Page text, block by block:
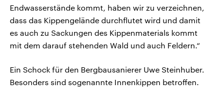
Endwasserstände kommt, haben wir zu verzeichnen,
dass das Kippengelände durchflutet wird und damit
es auch zu Sackungen des Kippenmaterials kommt
mit dem darauf stehenden Wald und auch Feldern.“
Ein Schock für den Bergbausanierer Uwe Steinhuber.
Besonders sind sogenannte Innenkippen betroffen.